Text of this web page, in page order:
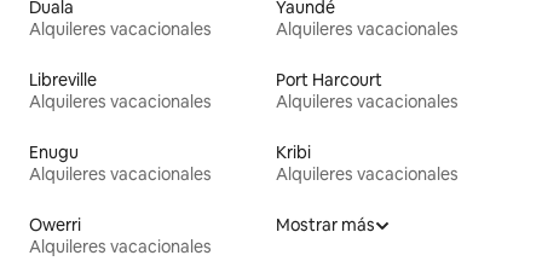
Duala
Alquileres vacacionales
Yaundé
Alquileres vacacionales
Libreville
Alquileres vacacionales
Port Harcourt
Alquileres vacacionales
Enugu
Alquileres vacacionales
Kribi
Alquileres vacacionales
Owerri
Alquileres vacacionales
Mostrar más